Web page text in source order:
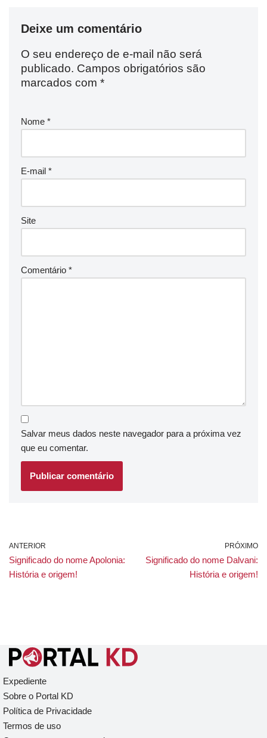
Deixe um comentário
O seu endereço de e-mail não será
publicado. Campos obrigatórios são
marcados com *
Nome *
E-mail *
Site
Comentário *
Salvar meus dados neste navegador para a próxima vez
que eu comentar.
ANTERIOR
Significado do nome Apolonia:
História e origem!
PRÓXIMO
Significado do nome Dalvani:
História e origem!
Expediente
Sobre o Portal KD
Política de Privacidade
Termos de uso